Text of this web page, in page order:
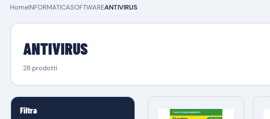
HomeINFORMATICASOFTWAREANTIVIRUS
ANTIVIRUS
28 prodotti
Filtra